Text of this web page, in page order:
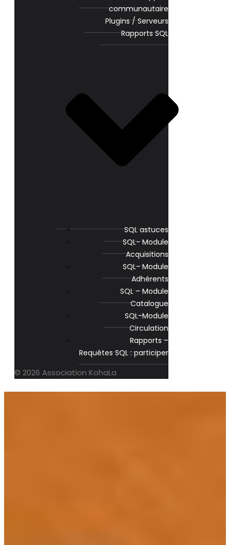
communautaire
Plugins / Serveurs
Rapports SQL
SQL astuces
SQL- Module
Acquisitions
SQL- Module
Adhérents
SQL – Module
Catalogue
SQL-Module
Circulation
Rapports –
Requêtes SQL : participer
© 2026 Association KohaLa